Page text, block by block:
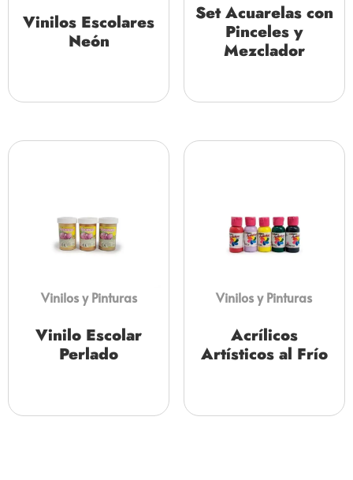
Vinilos Escolares
Neón
Set Acuarelas con
Pinceles y
Mezclador
Vinilos y Pinturas
Vinilo Escolar
Perlado
Vinilos y Pinturas
Acrílicos
Artísticos al Frío